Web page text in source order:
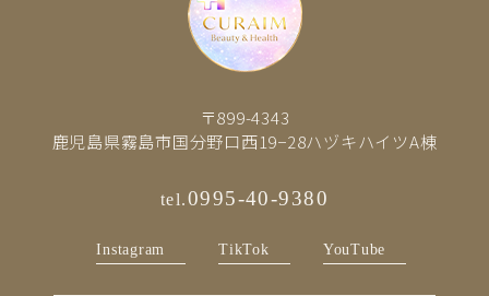
〒899-4343
鹿児島県霧島市国分野口西19−28ハヅキハイツA棟
tel.0995-40-9380
Instagram TikTok YouTube